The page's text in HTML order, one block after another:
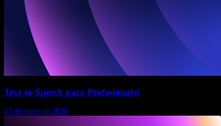
Text-to-Speech para Profesionales
13 de enero de 2026